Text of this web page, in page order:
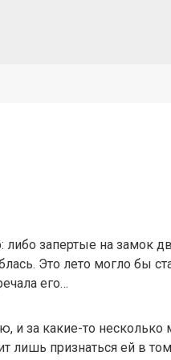
запертые на замок
Это лето могло бы
его…
и за какие-то
лишь признаться ей в